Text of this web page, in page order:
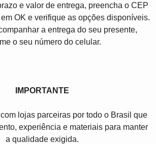
e valor de entrega, preencha o CEP
OK e verifique as opções disponíveis.
a entrega do seu presente,
o seu número do celular.
IMPORTANTE
lojas parceiras por todo o Brasil que
experiência e materiais para manter
a qualidade exigida.